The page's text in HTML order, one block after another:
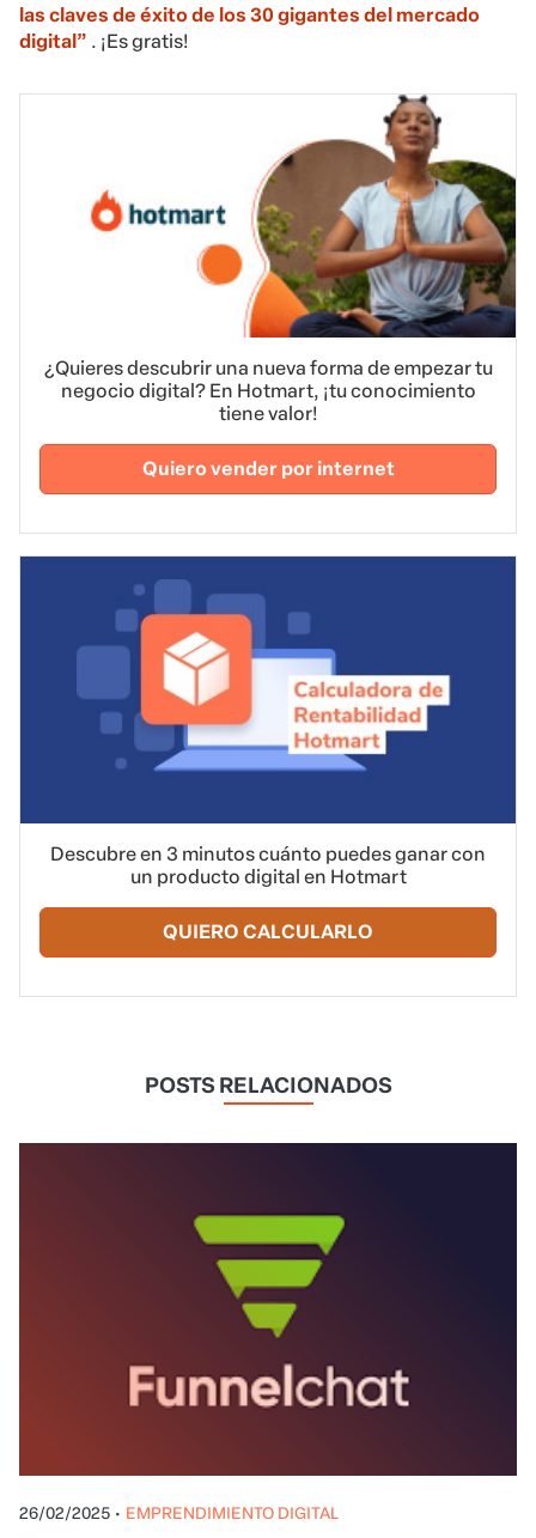
las claves de éxito de los 30 gigantes del mercado
digital” . ¡Es gratis!
¿Quieres descubrir una nueva forma de empezar tu
negocio digital? En Hotmart, ¡tu conocimiento
tiene valor!
Quiero vender por internet
Descubre en 3 minutos cuánto puedes ganar con
un producto digital en Hotmart
QUIERO CALCULARLO
POSTS RELACIONADOS
26/02/2025 • EMPRENDIMIENTO DIGITAL